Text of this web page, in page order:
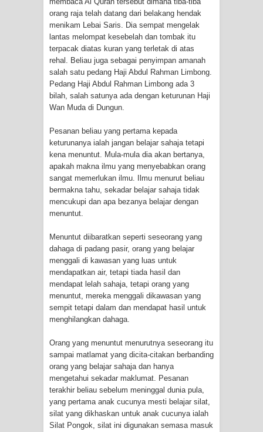
orang raja telah datang dari belakang hendak
menikam Lebai Saris. Dia sempat mengelak
lantas melompat kesebelah dan tombak itu
terpacak diatas kuran yang terletak di atas
rehal. Beliau juga sebagai penyimpan amanah
salah satu pedang Haji Abdul Rahman Limbong.
Pedang Haji Abdul Rahman Limbong ada 3
bilah, salah satunya ada dengan keturunan Haji
Wan Muda di Dungun.
Pesanan beliau yang pertama kepada
keturunanya ialah jangan belajar sahaja tetapi
kena menuntut. Mula-mula dia akan bertanya,
apakah makna ilmu yang menyebabkan orang
sangat memerlukan ilmu. Ilmu menurut beliau
bermakna tahu, sekadar belajar sahaja tidak
mencukupi dan apa bezanya belajar dengan
menuntut.
Menuntut diibaratkan seperti seseorang yang
dahaga di padang pasir, orang yang belajar
menggali di kawasan yang luas untuk
mendapatkan air, tetapi tiada hasil dan
mendapat lelah sahaja, tetapi orang yang
menuntut, mereka menggali dikawasan yang
sempit tetapi dalam dan mendapat hasil untuk
menghilangkan dahaga.
Orang yang menuntut menurutnya seseorang itu
sampai matlamat yang dicita-citakan berbanding
orang yang belajar sahaja dan hanya
mengetahui sekadar maklumat. Pesanan
terakhir beliau sebelum meninggal dunia pula,
yang pertama anak cucunya mesti belajar silat,
silat yang dikhaskan untuk anak cucunya ialah
Silat Pongok, silat ini digunakan semasa masuk